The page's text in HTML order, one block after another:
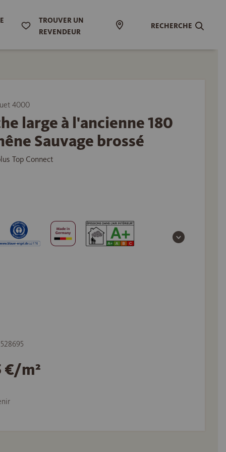
TROUVER UN
REVENDEUR
RECHERCHE
4000
large à l'ancienne 180
Sauvage brossé
Top Connect
€/m²